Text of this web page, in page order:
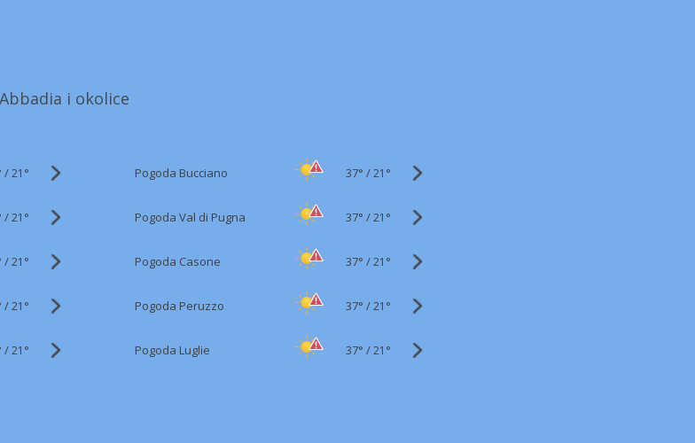
i okolice
/21° Pogoda Bucciano 37° /21°
/21° Pogoda Val di Pugna 37° /21°
/21° Pogoda Casone 37° /21°
/21° Pogoda Peruzzo 37° /21°
/21° Pogoda Luglie 37° /21°